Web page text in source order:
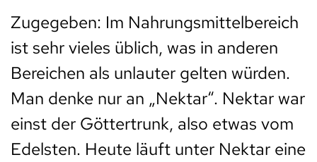
Zugegeben: Im Nahrungsmittelbereich
ist sehr vieles üblich, was in anderen
Bereichen als unlauter gelten würden.
Man denke nur an „Nektar“. Nektar war
einst der Göttertrunk, also etwas vom
Edelsten. Heute läuft unter Nektar eine